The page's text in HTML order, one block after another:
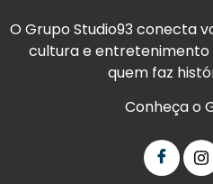
O Grupo Studio93 conecta
cultura e entretenimento
quem faz
Conheça o